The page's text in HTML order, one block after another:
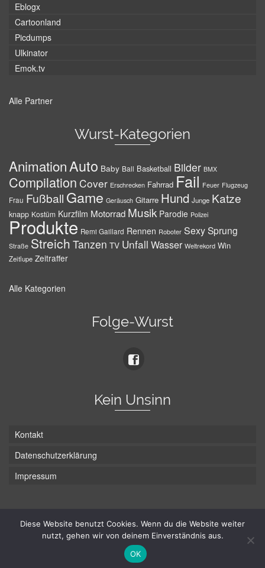
Eblogx
Cartoonland
Picdumps
Ulkinator
Emok.tv
Alle Partner
Wurst-Kategorien
AnimationAuto Baby Ball Basketball Bilder BMX
Compilation Cover Erschrecken Fahrrad Fail Feuer Flugzeug
Frau Fußball Game Geräusch Gitarre Hund Junge Katze
knapp Kostüm Kurzfilm Motorrad Musik Parodie Polizei
Produkte Remi Gaillard Rennen Roboter SexySprung
Straße Streich Tanzen TV Unfall Wasser Weltrekord Win
Zeitlupe Zeitraffer
Alle Kategorien
Folge-Wurst
Kein Unsinn
Kontakt
Datenschutzerklärung
Impressum
© Hans-Wurst.net - Gute Laune seit 2005
Diese Website benutzt Cookies. Wenn du die Website weiter
nutzt, gehen wir von deinem Einverständnis aus.
OK